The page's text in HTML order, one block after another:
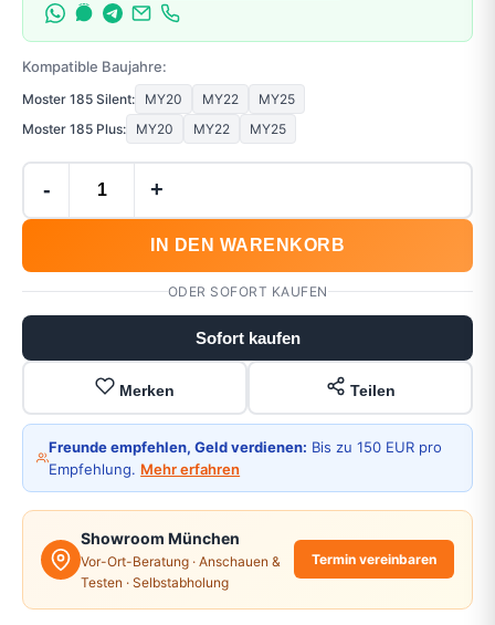
Kompatible Baujahre:
Moster 185 Silent: MY20 MY22
MY25
Moster 185 Plus:
MY20 MY22 MY25
- +
IN DEN WARENKORB
ODER SOFORT KAUFEN
Sofort kaufen
Merken Teilen
Freunde empfehlen, Geld verdienen: Bis zu 150 EUR pro
Empfehlung. Mehr erfahren
Showroom München
Vor-Ort-Beratung · Anschauen &
Testen · Selbstabholung
Termin vereinbaren